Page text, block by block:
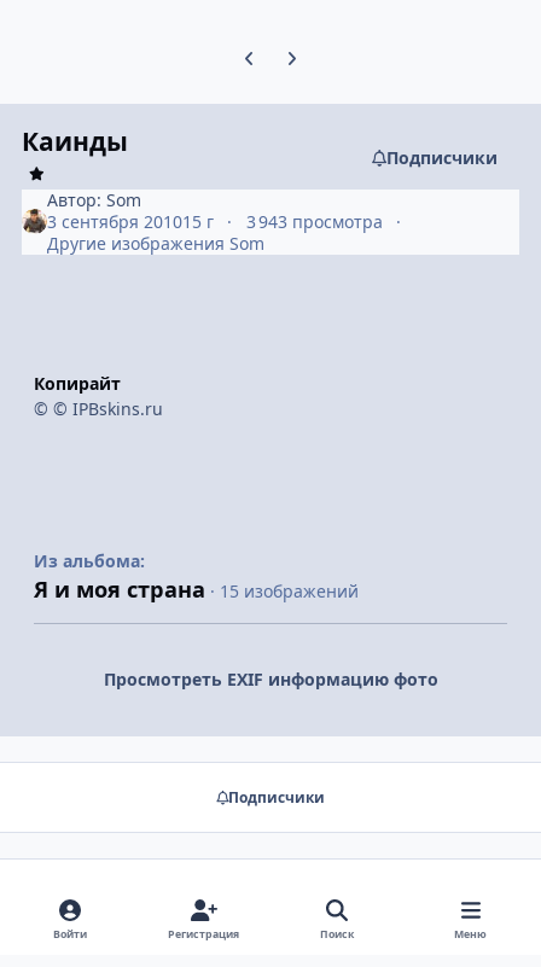
Предыдущий слайд карусели
Следующий слайд карусели
Каинды
Подписчики
Автор:Som
3 сентября 201015 г
3 943 просмотра
Другие изображения Som
Копирайт
© © IPBskins.ru
Из альбома:
Я и моя страна · 15 изображений
Просмотреть EXIF информацию фото
Подписчики
Нет комментариев для отображения
Войти Регистрация Поиск Меню